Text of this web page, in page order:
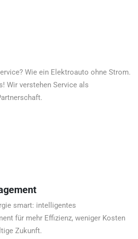
Wie ein Elektroauto ohne Strom.
Wir verstehen Service als
smart: intelligentes
für mehr Effizienz, weniger Kosten
Zukunft.